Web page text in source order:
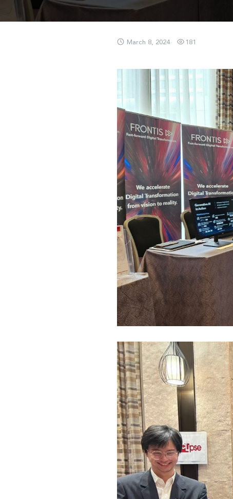
March 8, 2024 181